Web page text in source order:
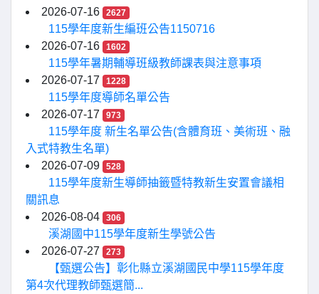
2026-07-16 2627
115學年度新生編班公告1150716
2026-07-16
1602
115學年暑期輔導班級教師課表與注意事項
2026-07-17
1228
115學年度導師名單公告
2026-07-17
973
115學年度 新生名單公告(含體育班、美術班、融
入式特教生名單)
2026-07-09
528
115學年度新生導師抽籤暨特教新生安置會議相
關訊息
2026-08-04
306
溪湖國中115學年度新生學號公告
2026-07-27
273
【甄選公告】彰化縣立溪湖國民中學115學年度
第4次代理教師甄選簡...